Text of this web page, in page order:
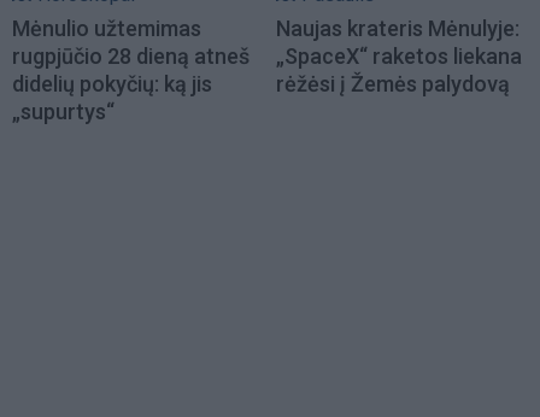
Mėnulio užtemimas
rugpjūčio 28 dieną atneš
didelių pokyčių: ką jis
„supurtys“
Naujas krateris Mėnulyje:
„SpaceX“ raketos liekana
rėžėsi į Žemės palydovą